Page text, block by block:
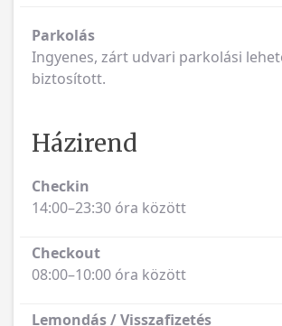
Parkolás
Ingyenes, zárt udvari parkolási
biztosított.
Házirend
Checkin
14:00–23:30 óra között
Checkout
08:00–10:00 óra között
Lemondás / Visszafizetés